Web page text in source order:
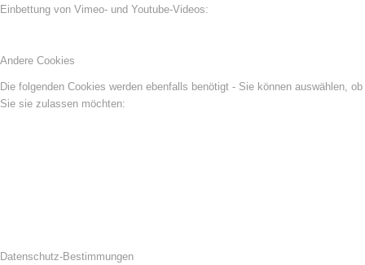
Einbettung von Vimeo- und Youtube-Videos:
Andere Cookies
Die folgenden Cookies werden ebenfalls benötigt - Sie können auswählen, ob
Sie sie zulassen möchten:
Datenschutz-Bestimmungen